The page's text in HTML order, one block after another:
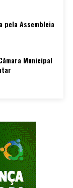
pela Assembleia
Municipal